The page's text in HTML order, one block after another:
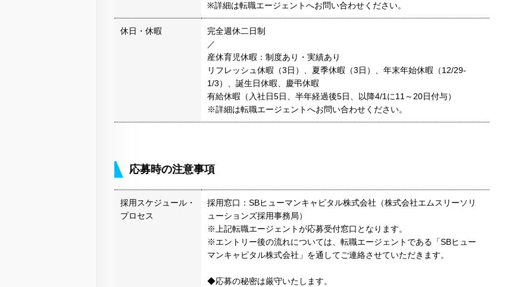
※詳細は転職エージェントへお問い合わせください。
休日・休暇
完全週休二日制
／
産休育児休暇：制度あり・実績あり
リフレッシュ休暇（3日）、夏季休暇（3日）、年末年始休暇（12/29-
1/3）、誕生日休暇、慶弔休暇
有給休暇（入社日5日、半年経過後5日、以降4/1に11～20日付与）
※詳細は転職エージェントへお問い合わせください。
応募時の注意事項
採用スケジュール・
プロセス
採用窓口：SBヒューマンキャピタル株式会社（株式会社エムスリーソリ
ューションズ採用事務局）
※上記転職エージェントが応募受付窓口となります。
※エントリー後の流れについては、転職エージェントである「SBヒュー
マンキャピタル株式会社」を通してご連絡させていただきます。
◆応募の秘密は厳守いたします。